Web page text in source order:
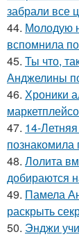
забрали все
44. Молодую
вспомнила
45. Ты что,
Анджелины
46. Хроники
47. 14-
48. Лолита
добираются
49. Памела
раскрыть
50. Энджи